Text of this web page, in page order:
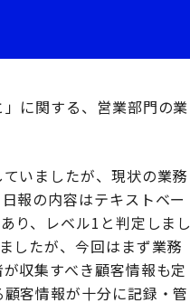
に関する、営業部門の業
いましたが、現状の業務
報の内容はテキストベー
り、レベル1と判定しまし
したが、今回はまず業務
収集すべき顧客情報も定
客情報が十分に記録・管